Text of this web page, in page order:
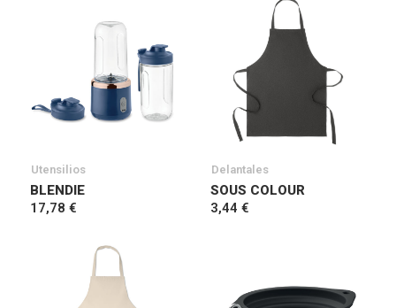
Utensilios
BLENDIE
17,78 €
Delantales
SOUS COLOUR
3,44 €